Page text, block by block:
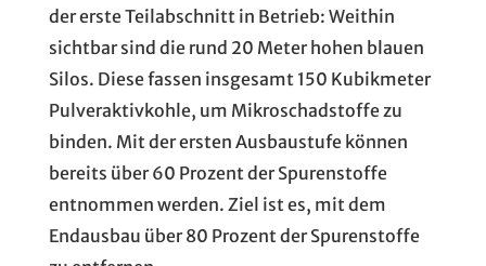
der erste Teilabschnitt in Betrieb: Weithin
sichtbar sind die rund 20 Meter hohen blauen
Silos. Diese fassen insgesamt 150 Kubikmeter
Pulveraktivkohle, um Mikroschadstoffe zu
binden. Mit der ersten Ausbaustufe können
bereits über 60 Prozent der Spurenstoffe
entnommen werden. Ziel ist es, mit dem
Endausbau über 80 Prozent der Spurenstoffe